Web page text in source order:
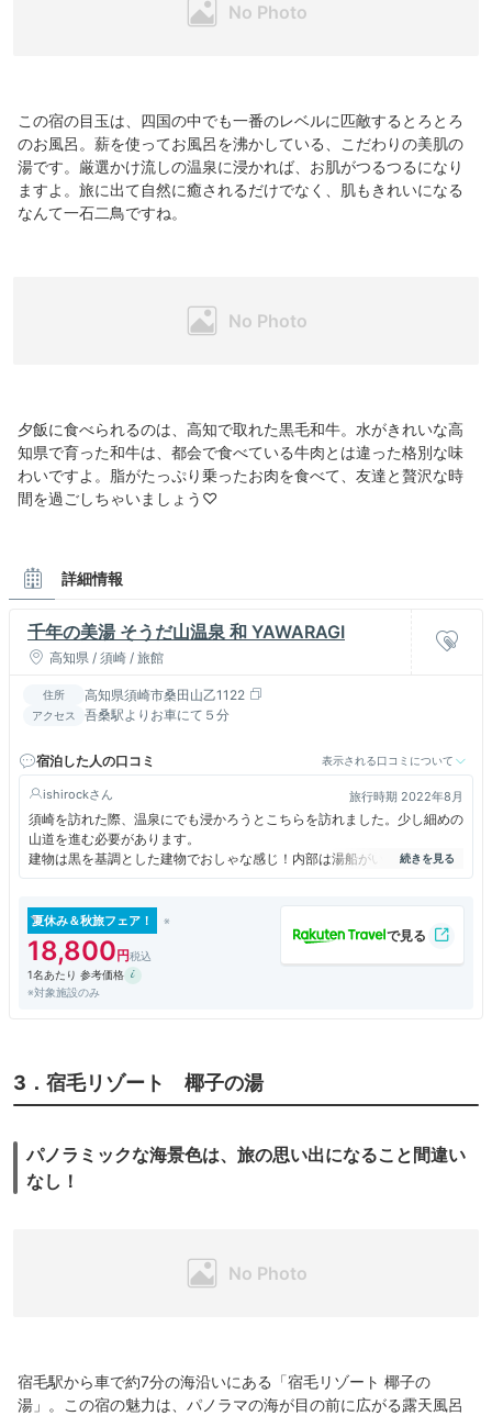
この宿の目玉は、四国の中でも一番のレベルに匹敵するとろとろ
のお風呂。薪を使ってお風呂を沸かしている、こだわりの美肌の
湯です。厳選かけ流しの温泉に浸かれば、お肌がつるつるになり
ますよ。旅に出て自然に癒されるだけでなく、肌もきれいになる
なんて一石二鳥ですね。
夕飯に食べられるのは、高知で取れた黒毛和牛。水がきれいな高
知県で育った和牛は、都会で食べている牛肉とは違った格別な味
わいですよ。脂がたっぷり乗ったお肉を食べて、友達と贅沢な時
間を過ごしちゃいましょう♡
詳細情報
千年の美湯 そうだ山温泉 和 YAWARAGI
高知県 / 須崎 / 旅館
住所 高知県須崎市桑田山乙1122
アクセス 吾桑駅よりお車にて５分
宿泊した人の口コミ 表示される口コミについて
ishirock 旅行時期 2022年8月
須崎を訪れた際、温泉にでも浸かろうとこちらを訪れました。少し細めの
山道を進む必要があります。
建物は黒を基調とした建物でおしゃな感じ！内部は湯船がいくつかありま
すが、少し離れたところにある源泉の湯船が、少しぬるめでしたが一番良
夏休み＆秋旅フェア！
18,800
1名あたり 参考価格
※対象施設のみ
3．宿毛リゾート 椰子の湯
パノラミックな海景色は、旅の思い出になること間違い
なし！
宿毛駅から車で約7分の海沿いにある「宿毛リゾート 椰子の
湯」。この宿の魅力は、パノラマの海が目の前に広がる露天風呂